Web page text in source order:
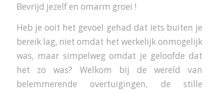
Bevrijd jezelf en omarm groei !
Heb je ooit het gevoel gehad dat iets buiten je
bereik lag, niet omdat het werkelijk onmogelijk
was, maar simpelweg omdat je geloofde dat
het zo was? Welkom bij de wereld van
belemmerende overtuigingen, de stille